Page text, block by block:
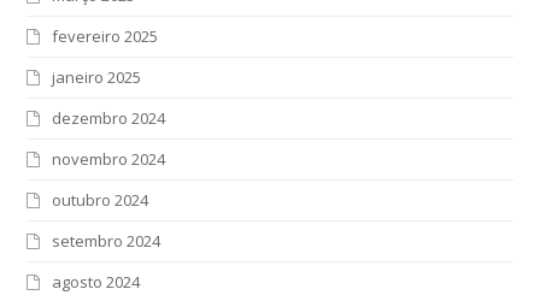
fevereiro 2025
janeiro 2025
dezembro 2024
novembro 2024
outubro 2024
setembro 2024
agosto 2024